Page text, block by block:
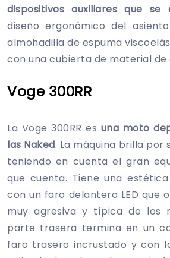
dispositivos auxiliares que se
diseño ergonómico del
almohadilla de espuma
con una cubierta de material de
Voge 300RR
La Voge 300RR es una moto
las Naked. La máquina brilla por
teniendo en cuenta el gran
que cuenta. Tiene una
con un faro delantero LED que
muy agresiva y típica de los
parte trasera termina en un
faro trasero incrustado y con